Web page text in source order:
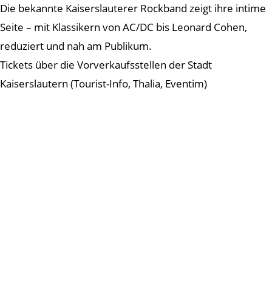
Die bekannte Kaiserslauterer Rockband zeigt ihre intime
Seite – mit Klassikern von AC/DC bis Leonard Cohen,
reduziert und nah am Publikum.
Tickets über die Vorverkaufsstellen der Stadt
Kaiserslautern (Tourist-Info, Thalia, Eventim)